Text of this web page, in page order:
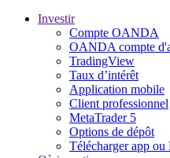
Investir
Compte OANDA
OANDA compte
TradingView
Taux d’intérêt
Application mobile
Client professionnel
MetaTrader 5
Options de dépôt
Télécharger app